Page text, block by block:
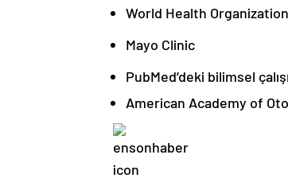
World Health
Mayo Clinic
PubMed’deki bilimsel
American Academy of